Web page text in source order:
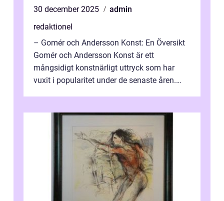
30 december 2025
admin
redaktionel
– Gomér och Andersson Konst: En Översikt
Gomér och Andersson Konst är ett
mångsidigt konstnärligt uttryck som har
vuxit i popularitet under de senaste åren.